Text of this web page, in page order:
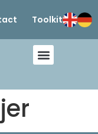
Toolkit